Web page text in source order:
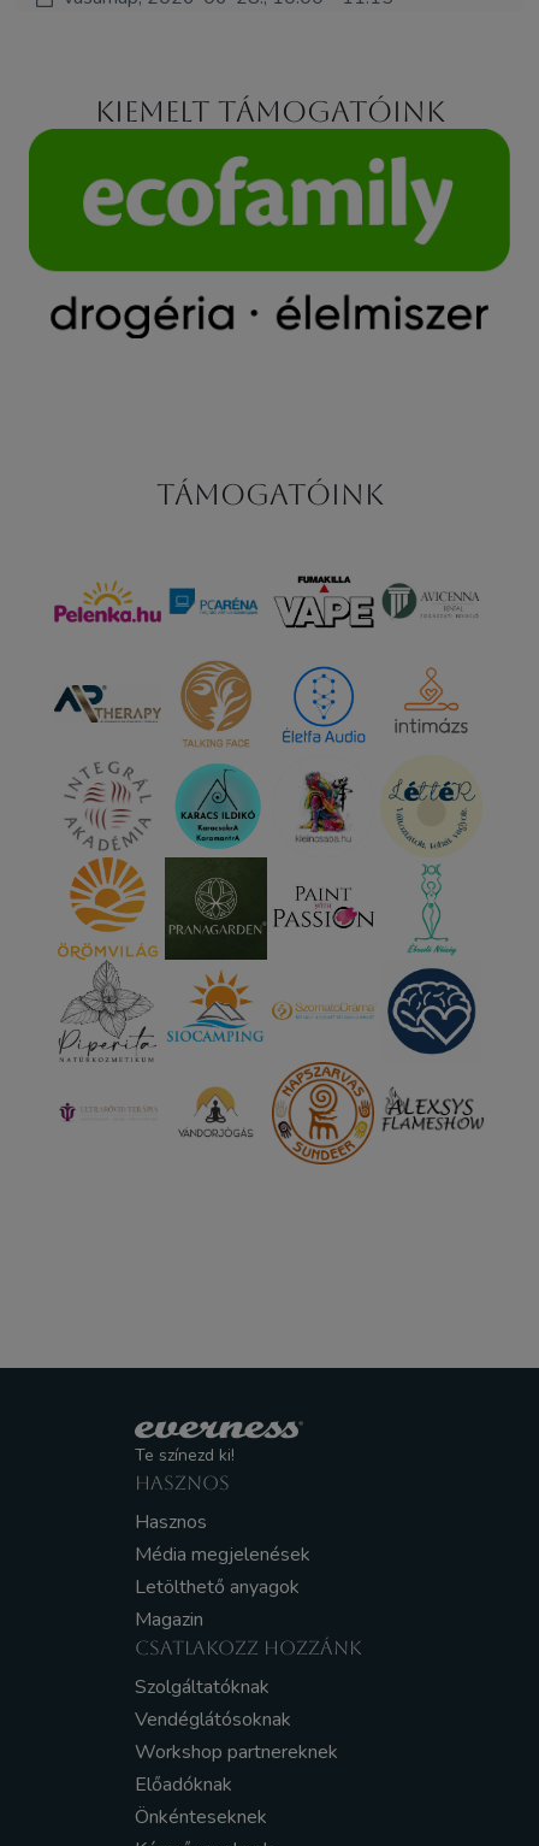
Kiemelt támogatóink
Támogatóink
Te színezd ki!
HASZNOS
Hasznos
Média megjelenések
Letölthető anyagok
Magazin
CSATLAKOZZ HOZZÁNK
Szolgáltatóknak
Vendéglátósoknak
Workshop partnereknek
Előadóknak
Önkénteseknek